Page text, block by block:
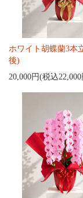
ホワイト胡蝶蘭3本
後)
20,000円(税込22,000